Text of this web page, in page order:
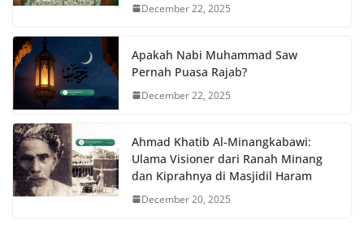
December 22, 2025
Apakah Nabi Muhammad Saw
Pernah Puasa Rajab?
December 22, 2025
Ahmad Khatib Al-Minangkabawi:
Ulama Visioner dari Ranah Minang
dan Kiprahnya di Masjidil Haram
December 20, 2025